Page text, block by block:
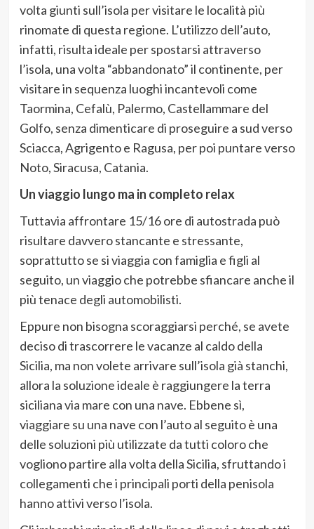
volta giunti sull’isola per visitare le località più
rinomate di questa regione. L’utilizzo dell’auto,
infatti, risulta ideale per spostarsi attraverso
l’isola, una volta “abbandonato” il continente, per
visitare in sequenza luoghi incantevoli come
Taormina, Cefalù, Palermo, Castellammare del
Golfo, senza dimenticare di proseguire a sud verso
Sciacca, Agrigento e Ragusa, per poi puntare verso
Noto, Siracusa, Catania.
Un viaggio lungo ma in completo relax
Tuttavia affrontare 15/16 ore di autostrada può
risultare davvero stancante e stressante,
soprattutto se si viaggia con famiglia e figli al
seguito, un viaggio che potrebbe sfiancare anche il
più tenace degli automobilisti.
Eppure non bisogna scoraggiarsi perché, se avete
deciso di trascorrere le vacanze al caldo della
Sicilia, ma non volete arrivare sull’isola già stanchi,
allora la soluzione ideale è raggiungere la terra
siciliana via mare con una nave. Ebbene sì,
viaggiare su una nave con l’auto al seguito è una
delle soluzioni più utilizzate da tutti coloro che
vogliono partire alla volta della Sicilia, sfruttando i
collegamenti che i principali porti della penisola
hanno attivi verso l’isola.